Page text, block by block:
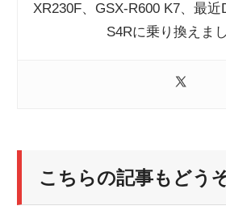
XR230F、GSX-R600 K7、最
S4Rに乗り換えまし
こちらの記事もどう